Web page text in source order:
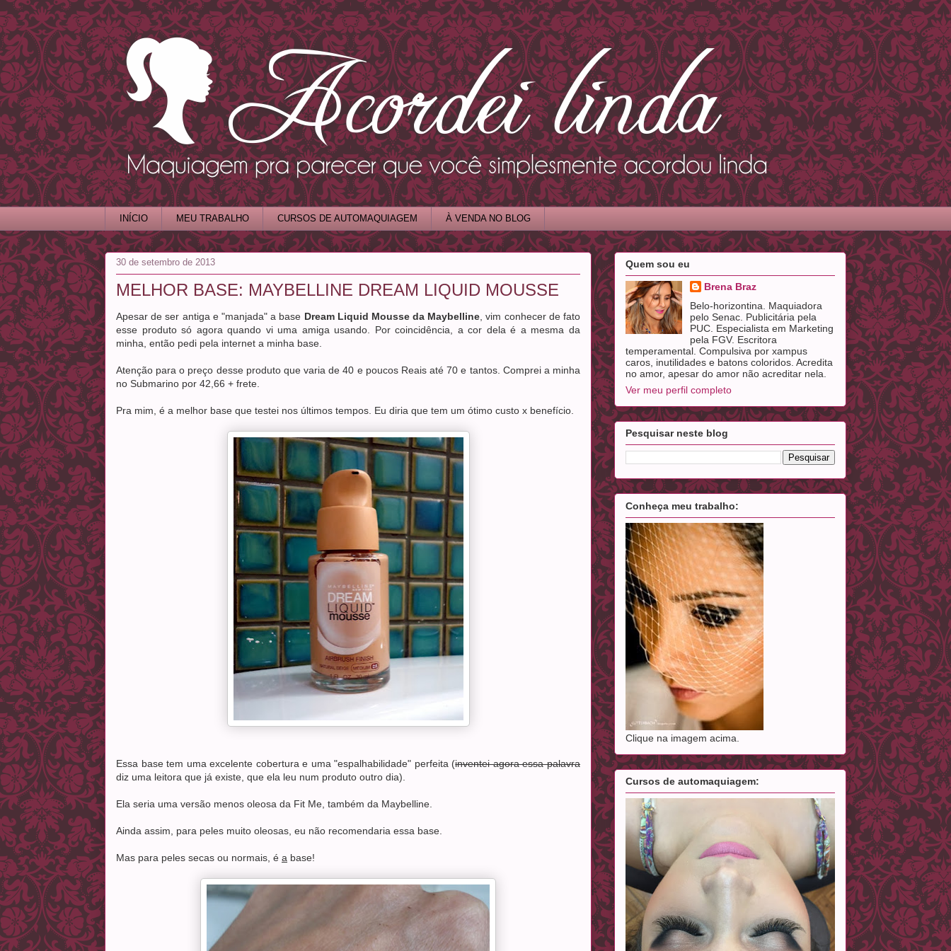
INÍCIO MEU TRABALHO CURSOS DE AUTOMAQUIAGEM À VENDA NO BLOG
30 de setembro de 2013
MELHOR BASE: MAYBELLINE DREAM LIQUID MOUSSE
Apesar de ser antiga e "manjada" a base Dream Liquid Mousse da Maybelline , vim conhecer de fato
esse produto só agora quando vi uma amiga usando. Por coincidência, a cor dela é a mesma da
minha, então pedi pela internet a minha base.
Atenção para o preço desse produto que varia de 40 e poucos Reais até 70 e tantos. Comprei a minha
no Submarino por 42,66 + frete.
Pra mim, é a melhor base que testei nos últimos tempos. Eu diria que tem um ótimo custo x benefício.
Essa base tem uma excelente cobertura e uma "espalhabilidade" perfeita (inventei agora essa palavra
diz uma leitora que já existe, que ela leu num produto outro dia).
Ela seria uma versão menos oleosa da Fit Me, também da Maybelline.
Ainda assim, para peles muito oleosas, eu não recomendaria essa base.
Mas para peles secas ou normais, é a base!
Quem sou eu
Brena Braz
Belo-horizontina. Maquiadora
pelo Senac. Publicitária pela
PUC. Especialista em Marketing
pela FGV. Escritora
temperamental. Compulsiva por xampus
caros, inutilidades e batons coloridos. Acredita
no amor, apesar do amor não acreditar nela.
Ver meu perfil completo
Pesquisar neste blog
Conheça meu trabalho:
Clique na imagem acima.
Cursos de automaquiagem: